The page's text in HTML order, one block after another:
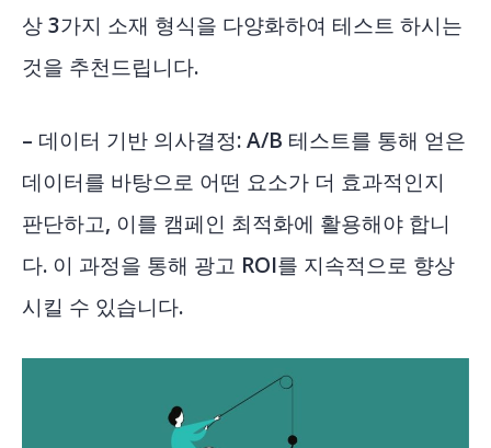
상 3가지 소재 형식을 다양화하여 테스트 하시는
것을 추천드립니다.
– 데이터 기반 의사결정: A/B 테스트를 통해 얻은
데이터를 바탕으로 어떤 요소가 더 효과적인지
판단하고, 이를 캠페인 최적화에 활용해야 합니
다. 이 과정을 통해 광고 ROI를 지속적으로 향상
시킬 수 있습니다.